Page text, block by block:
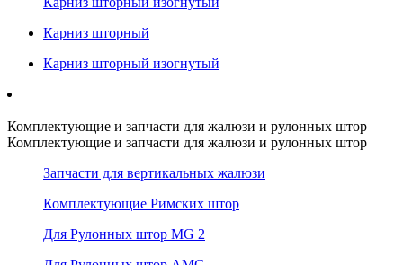
Карниз шторный
Карниз шторный изогнутый
Комплектующие и запчасти для жалюзи и рулонных штор
Комплектующие и запчасти для жалюзи и рулонных штор
Запчасти для вертикальных жалюзи
Комплектующие Римских штор
Для Рулонных штор MG 2